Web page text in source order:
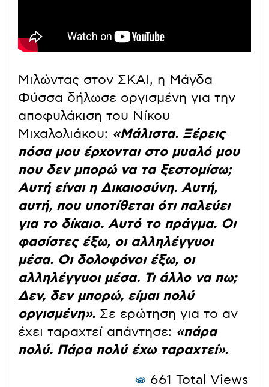
Μιλώντας στον ΣΚΑΙ, η Μάγδα
Φύσσα δήλωσε οργισμένη για την
αποφυλάκιση του Νίκου
Μιχαλολιάκου: «Μάλιστα. Ξέρεις
πόσα μου έρχονται στο μυαλό μου
που δεν μπορώ να τα ξεστομίσω;
Αυτή είναι η Δικαιοσύνη. Αυτή,
αυτή, που υποτίθεται ότι παλεύει
για το δίκαιο. Αυτό το πράγμα. Οι
φασίστες έξω, οι αλληλέγγυοι
μέσα. Οι δολοφόνοι έξω, οι
αλληλέγγυοι μέσα. Τι άλλο να πω;
Δεν, δεν μπορώ, είμαι πολύ
οργισμένη». Σε ερώτηση για το αν
έχει ταραχτεί απάντησε: «πάρα
πολύ. Πάρα πολύ έχω ταραχτεί».
661 Total Views